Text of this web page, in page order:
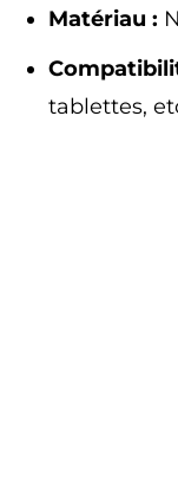
Matériau :
tablettes,